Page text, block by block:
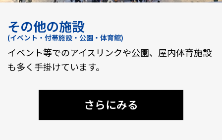
その他の施設
(イベント・付帯施設・公園・体育館)
イベント等でのアイスリンクや公園、屋内体育施設
も多く手掛けています。
さらにみる